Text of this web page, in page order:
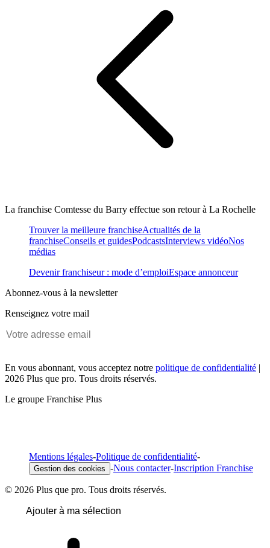
La franchise Comtesse du Barry effectue son retour à La Rochelle
Trouver la meilleure franchiseActualités de la
franchiseConseils et guidesPodcastsInterviews vidéoNos
médias
Devenir franchiseur : mode d’emploiEspace annonceur
Abonnez-vous à la newsletter
Renseignez votre mail
En vous abonnant, vous acceptez notre politique de confidentialité |
2026 Plus que pro. Tous droits réservés.
Le groupe Franchise Plus
Mentions légales-Politique de confidentialité-
Gestion des cookies -Nous contacter-Inscription Franchise
© 2026 Plus que pro. Tous droits réservés.
Ajouter à ma sélection